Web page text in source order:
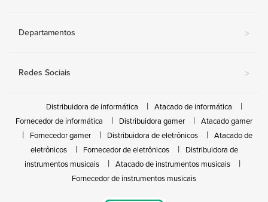
Departamentos >
Redes Sociais >
Distribuidora de informática
Atacado de informática
Fornecedor de informática
Distribuidora gamer
Atacado gamer
Fornecedor gamer
Distribuidora de eletrônicos
Atacado de
eletrônicos
Fornecedor de eletrônicos
Distribuidora de
instrumentos musicais
Atacado de instrumentos musicais
Fornecedor de instrumentos musicais